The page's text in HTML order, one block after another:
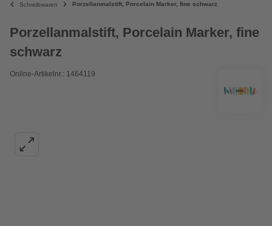
Schreibwaren Porzellanmalstift, Porcelain Marker, fine schwarz
Porzellanmalstift, Porcelain Marker, fine
schwarz
Online-Artikelnr.: 1464119